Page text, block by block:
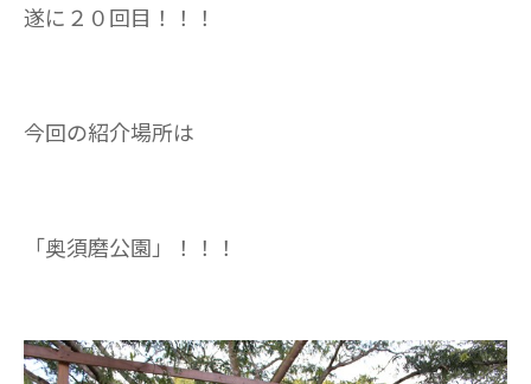
遂に２０回目！！！
今回の紹介場所は
「奥須磨公園」！！！